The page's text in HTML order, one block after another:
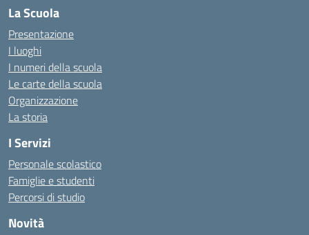
La Scuola
Presentazione
I luoghi
I numeri della scuola
Le carte della scuola
Organizzazione
La storia
I Servizi
Personale scolastico
Famiglie e studenti
Percorsi di studio
Novità